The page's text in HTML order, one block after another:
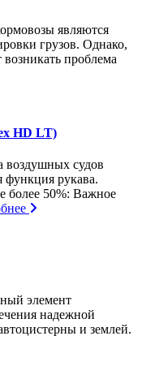
являются
грузов. Однако,
проблема
HD LT)
воздушных судов
рукава.
более 50%: Важное
элемент
надежной
и землей.